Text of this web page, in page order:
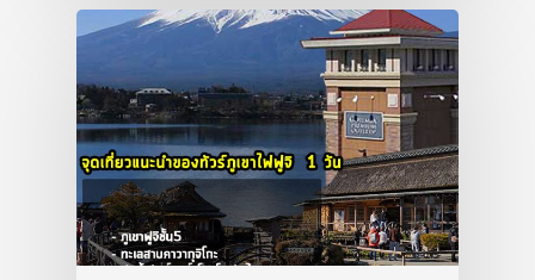
สาระน่ารู้
VIDEO
ภาพประทับใจ